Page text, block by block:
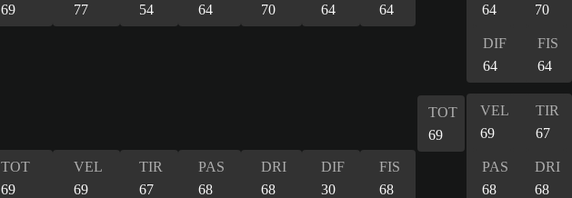
69
77
54
64
70
64
64
64
70
DIF
64
FIS
64
TOT
69
VEL
69
TIR
67
PAS
68
DRI
68
DIF
30
FIS
68
TOT
69
VEL
69
TIR
67
PAS
68
DRI
68